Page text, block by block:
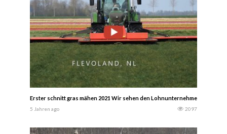
Erster schnitt gras mähen 2021 Wir sehen den Lohnunternehmen Jan
5 Jahren ago 2097